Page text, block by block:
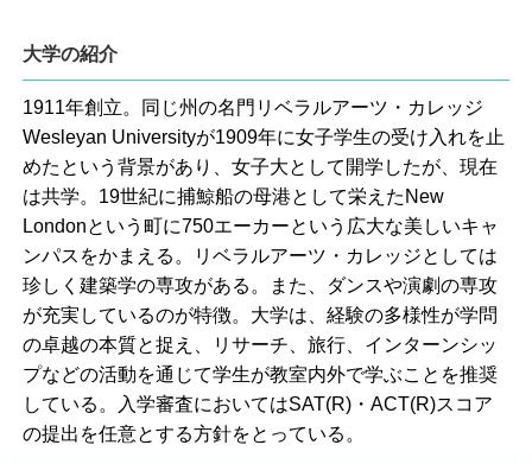
大学の紹介
1911年創立。同じ州の名門リベラルアーツ・カレッジ
Wesleyan Universityが1909年に女子学生の受け入れを止
めたという背景があり、女子大として開学したが、現在
は共学。19世紀に捕鯨船の母港として栄えたNew
Londonという町に750エーカーという広大な美しいキャ
ンパスをかまえる。リベラルアーツ・カレッジとしては
珍しく建築学の専攻がある。また、ダンスや演劇の専攻
が充実しているのが特徴。大学は、経験の多様性が学問
の卓越の本質と捉え、リサーチ、旅行、インターンシッ
プなどの活動を通じて学生が教室内外で学ぶことを推奨
している。入学審査においてはSAT(R)・ACT(R)スコア
の提出を任意とする方針をとっている。